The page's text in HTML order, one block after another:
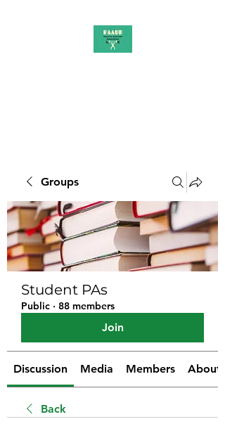
Groups
Student PAs
Public · 88 members
Join
Discussion Media Members About
Back